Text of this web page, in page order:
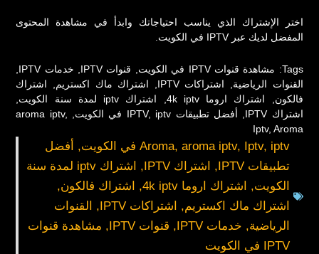
اختر الإشتراك الذي يناسب احتياجاتك وابدأ في مشاهدة المحتوى
المفضل لديك عبر IPTV في الكويت.
Tags: مشاهدة قنوات IPTV في الكويت , قنوات IPTV , خدمات IPTV
,
القنوات الرياضية, اشتراكات IPTV , اشتراك ماك اكستريم, اشتراك
فالكون, اشتراك اروما 4k iptv , اشتراك iptv لمدة سنة الكويت
,
اشتراك IPTV
, أفضل تطبيقات IPTV , iptv في الكويت ,
aroma iptv,
Iptv, Aroma
Aroma, aroma iptv, Iptv, iptv في الكويت ,
أفضل
تطبيقات IPTV
, اشتراك IPTV ,
اشتراك iptv لمدة سنة
الكويت, اشتراك اروما 4k iptv , اشتراك فالكون,
اشتراك ماك اكستريم, اشتراكات IPTV ,
القنوات
الرياضية, خدمات IPTV , قنوات IPTV , مشاهدة قنوات
IPTV في الكويت